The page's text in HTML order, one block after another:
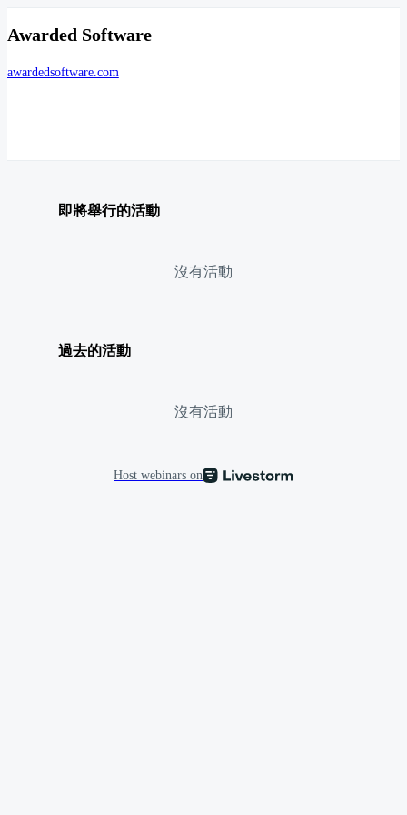
Awarded Software
awardedsoftware.com
即將舉行的活動
沒有活動
過去的活動
沒有活動
Host webinars on